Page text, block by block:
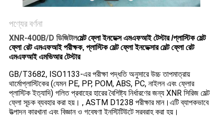
পণ্যের বর্ণনা
XNR-400B/D ডিজিটালমেল্ট ফ্লো ইনডেক্স এমএফআই টেস্টার /প্লাস্টিক মেল্ট
ফ্লো রেট এমএফআই পরীক্ষক, প্লাস্টিক মেল্ট ফ্লো ইনডেক্সার মেল্ট ফ্লো রেট
এমএফআই এমভিআর টেস্টার
GB/T3682, ISO1133-এর পরীক্ষা পদ্ধতি অনুসারে উচ্চ তাপমাত্রায়
থার্মোপ্লাস্টিকের (যেমন PE, PP, POM, ABS, PC, নাইলন এবং ফ্লোর
প্লাস্টিক ইত্যাদি) গলিত প্রবাহের হারের বৈশিষ্ট্য নির্ধারণের জন্য XNR সিরিজ মেল্ট
ফ্লো সূচক ব্যবহার করা হয়। , ASTM D1238 পরীক্ষার মান।এটি ব্যাপকভাবে
উত্পাদন কারখানা এবং বিজ্ঞান ও গবেষণা ইনস্টিটিউটে সরবরাহ করা হয়।